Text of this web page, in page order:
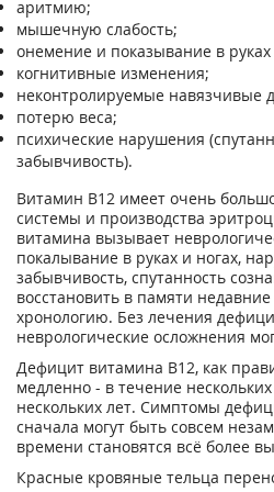
аритмию;
мышечную слабость;
онемение и показывание в руках
когнитивные изменения;
неконтролируемые навязчивые
потерю веса;
психические нарушения
забывчивость).
Витамин В12 имеет очень
системы и производства
витамина вызывает
покалывание в руках и ногах,
забывчивость, спутанность
восстановить в памяти
хронологию. Без лечения
неврологические осложнения
Дефицит витамина В12, как
медленно - в течение
нескольких лет. Симптомы
сначала могут быть совсем
времени становятся всё более
Красные кровяные тельца